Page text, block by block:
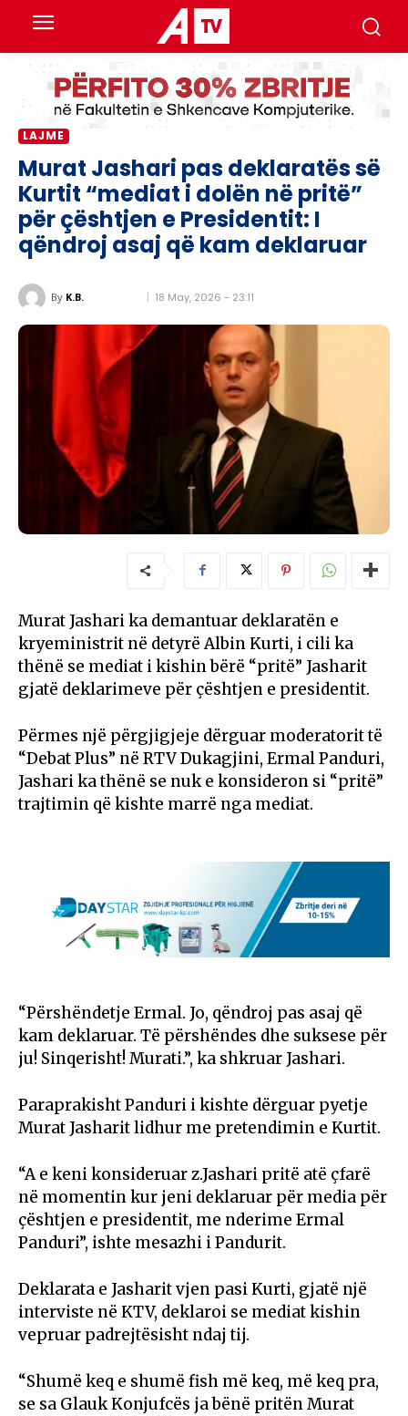
LAJME
Murat Jashari pas deklaratës së
Kurtit “mediat i dolën në pritë”
për çështjen e Presidentit: I
qëndroj asaj që kam deklaruar
By K.B. 18 May, 2026 - 23:11
Murat Jashari ka demantuar deklaratën e
kryeministrit në detyrë Albin Kurti, i cili ka
thënë se mediat i kishin bërë “pritë” Jasharit
gjatë deklarimeve për çështjen e presidentit.
Përmes një përgjigjeje dërguar moderatorit të
“Debat Plus” në RTV Dukagjini, Ermal Panduri,
Jashari ka thënë se nuk e konsideron si “pritë”
trajtimin që kishte marrë nga mediat.
“Përshëndetje Ermal. Jo, qëndroj pas asaj që
kam deklaruar. Të përshëndes dhe suksese për
ju! Sinqerisht! Murati.”, ka shkruar Jashari.
Paraprakisht Panduri i kishte dërguar pyetje
Murat Jasharit lidhur me pretendimin e Kurtit.
“A e keni konsideruar z.Jashari pritë atë çfarë
në momentin kur jeni deklaruar për media për
çështjen e presidentit, me nderime Ermal
Panduri”, ishte mesazhi i Pandurit.
Deklarata e Jasharit vjen pasi Kurti, gjatë një
interviste në KTV, deklaroi se mediat kishin
vepruar padrejtësisht ndaj tij.
“Shumë keq e shumë fish më keq, më keq pra,
se sa Glauk Konjufcës ja bënë pritën Murat